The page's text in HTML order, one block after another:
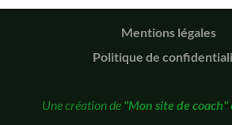
Mentions légales
Politique de
Une création de "Mon site de coach"